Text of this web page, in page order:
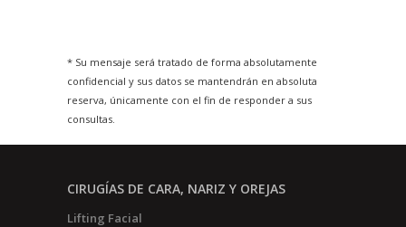
* Su mensaje será tratado de forma absolutamente
confidencial y sus datos se mantendrán en absoluta
reserva, únicamente con el fin de responder a sus
consultas.
CIRUGÍAS DE CARA, NARIZ Y OREJAS
Lifting Facial